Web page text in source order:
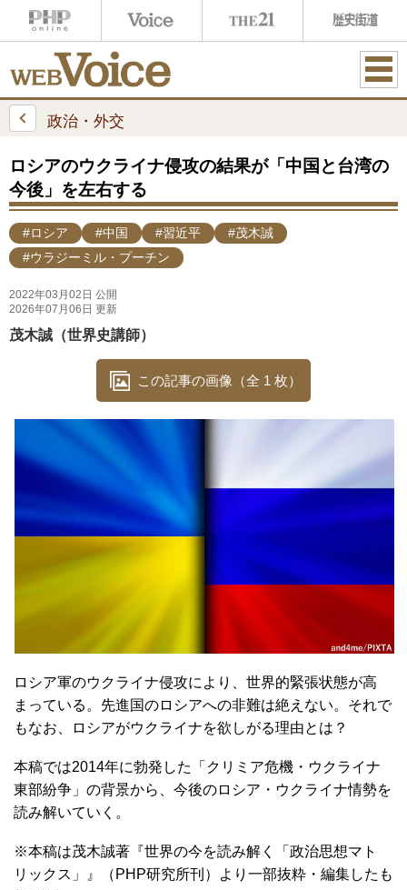
ME
政治・外交
ロシアのウクライナ侵攻の結果が「中国と台湾の
今後」を左右する
#ロシア #中国 #習近平
#茂木誠
#ウラジーミル・プーチン
2022年03月02日 公開
2026年07月06日 更新
茂木誠（世界史講師）
この記事の画像（全 1 枚）
ロシア軍のウクライナ侵攻により、世界的緊張状態が高
まっている。先進国のロシアへの非難は絶えない。それで
もなお、ロシアがウクライナを欲しがる理由とは？
本稿では2014年に勃発した「クリミア危機・ウクライナ
東部紛争」の背景から、今後のロシア・ウクライナ情勢を
読み解いていく。
※本稿は茂木誠著『世界の今を読み解く「政治思想マト
リックス」』（PHP研究所刊）より一部抜粋・編集したも